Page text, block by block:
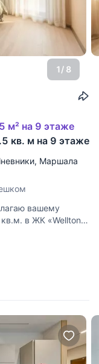
1/ 8
м² на 9 этаже
кв. м на 9 этаже
, Маршала
вашему
в ЖК «Wellton